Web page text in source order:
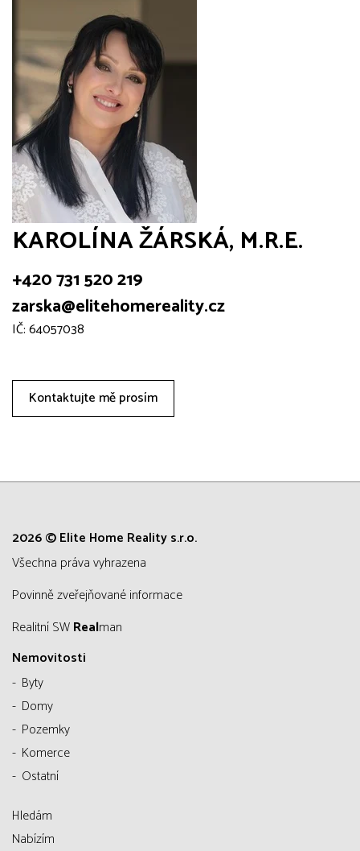
KAROLÍNA ŽÁRSKÁ, M.R.E.
+420 731 520 219
zarska@elitehomereality.cz
IČ: 64057038
Kontaktujte mě prosím
2026 © Elite Home Reality s.r.o.
všechna práva vyhrazena
Povinně zveřejňované informace
Realitní SWRealman
Nemovitosti
Byty
Domy
Pozemky
Komerce
Ostatní
Hledám
Nabízím